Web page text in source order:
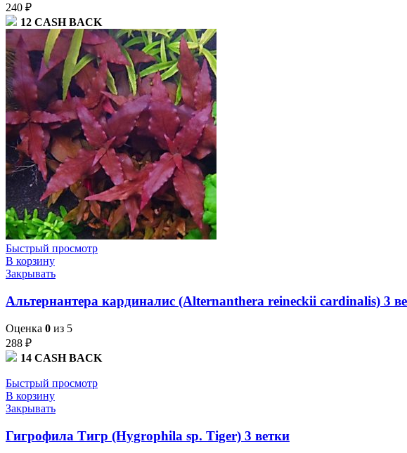
240 ₽
12 CASH BACK
Быстрый просмотр
В корзину
Закрывать
Альтернантера кардиналис (Alternanthera reineckii cardinalis) 3
Оценка 0 из 5
288 ₽
14 CASH BACK
Быстрый просмотр
В корзину
Закрывать
Гигрофила Тигр (Hygrophila sp. Tiger) 3 ветки